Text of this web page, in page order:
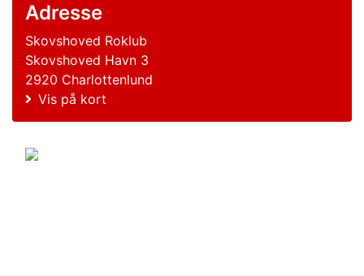
Adresse
Skovshoved Roklub
Skovshoved Havn 3
2920 Charlottenlund
Vis på kort